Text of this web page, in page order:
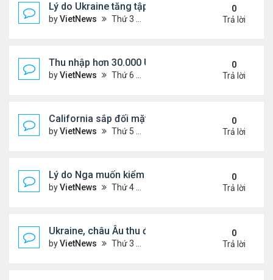
Lý do Ukraine tăng tập kích hạ tầng dầu mỏ Nga
byVietNews Thứ 3 Tháng 8 26, 2025 5:25 pm
0
Trả lời
Thu nhập hơn 30.000 USD mỗi tháng mới đủ trả
byVietNews Thứ 6 Tháng 8 22, 2025 3:47 pm
0
Trả lời
California sắp đối mặt đợt nắng nóng hơn 43 độ C
byVietNews Thứ 5 Tháng 8 21, 2025 4:58 pm
0
Trả lời
Lý do Nga muốn kiểm soát toàn bộ vùng Donbass
byVietNews Thứ 4 Tháng 8 20, 2025 4:44 pm
0
Trả lời
Ukraine, châu Âu thu được gì từ cuộc họp với
byVietNews Thứ 3 Tháng 8 19, 2025 4:34 pm
0
Trả lời